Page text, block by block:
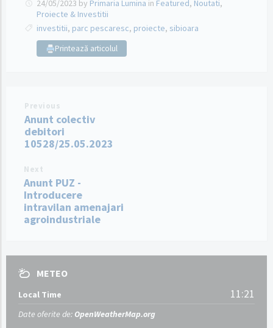
24/05/2023 by Primaria Lumina in Featured, Noutati,
Proiecte & Investitii
investitii, parc pescaresc, proiecte, sibioara
Printează articolul
Previous
Anunt colectiv
debitori
10528/25.05.2023
Next
Anunt PUZ -
Introducere
intravilan amenajari
agroindustriale
METEO
Local Time 11:21
Date oferite de: OpenWeatherMap.org